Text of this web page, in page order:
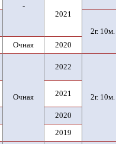
-
2021
2г. 10м.
Очная 2020
Очная
2022
2г. 10м.
2021
2020
2019